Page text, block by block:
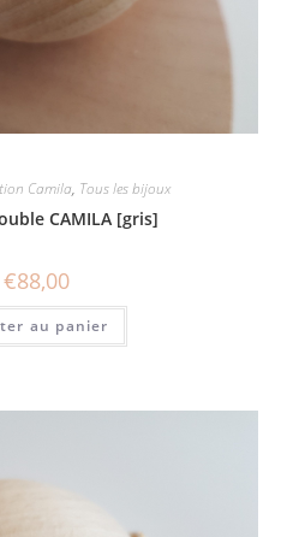
Camila, Tous les bijoux
CAMILA [gris]
€88,00
au panier